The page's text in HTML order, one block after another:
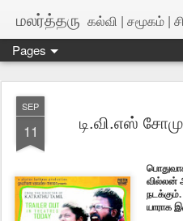
மலர்த்தரு கல்வி | சமூகம் |
Pages
SEP
11 டி.வி.எஸ்
வில்லன்
நடக்கும்.
யாராக